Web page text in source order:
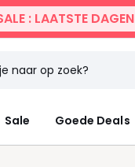
: LAATSTE DAGEN
Sale Goede Deals